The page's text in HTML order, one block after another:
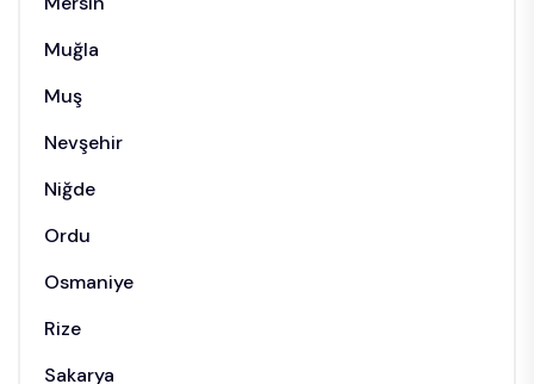
Muğla
Muş
Nevşehir
Niğde
Ordu
Osmaniye
Rize
Sakarya